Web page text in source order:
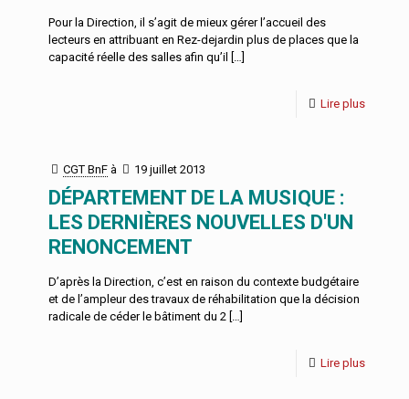
Pour la Direction, il s’agit de mieux gérer l’accueil des
lecteurs en attribuant en Rez-dejardin plus de places que la
capacité réelle des salles afin qu’il
[…]
Lire plus
CGT BnF à 19 juillet 2013
DÉPARTEMENT DE LA MUSIQUE :
LES DERNIÈRES NOUVELLES D'UN
RENONCEMENT
D’après la Direction, c’est en raison du contexte budgétaire
et de l’ampleur des travaux de réhabilitation que la décision
radicale de céder le bâtiment du 2 […]
Lire plus